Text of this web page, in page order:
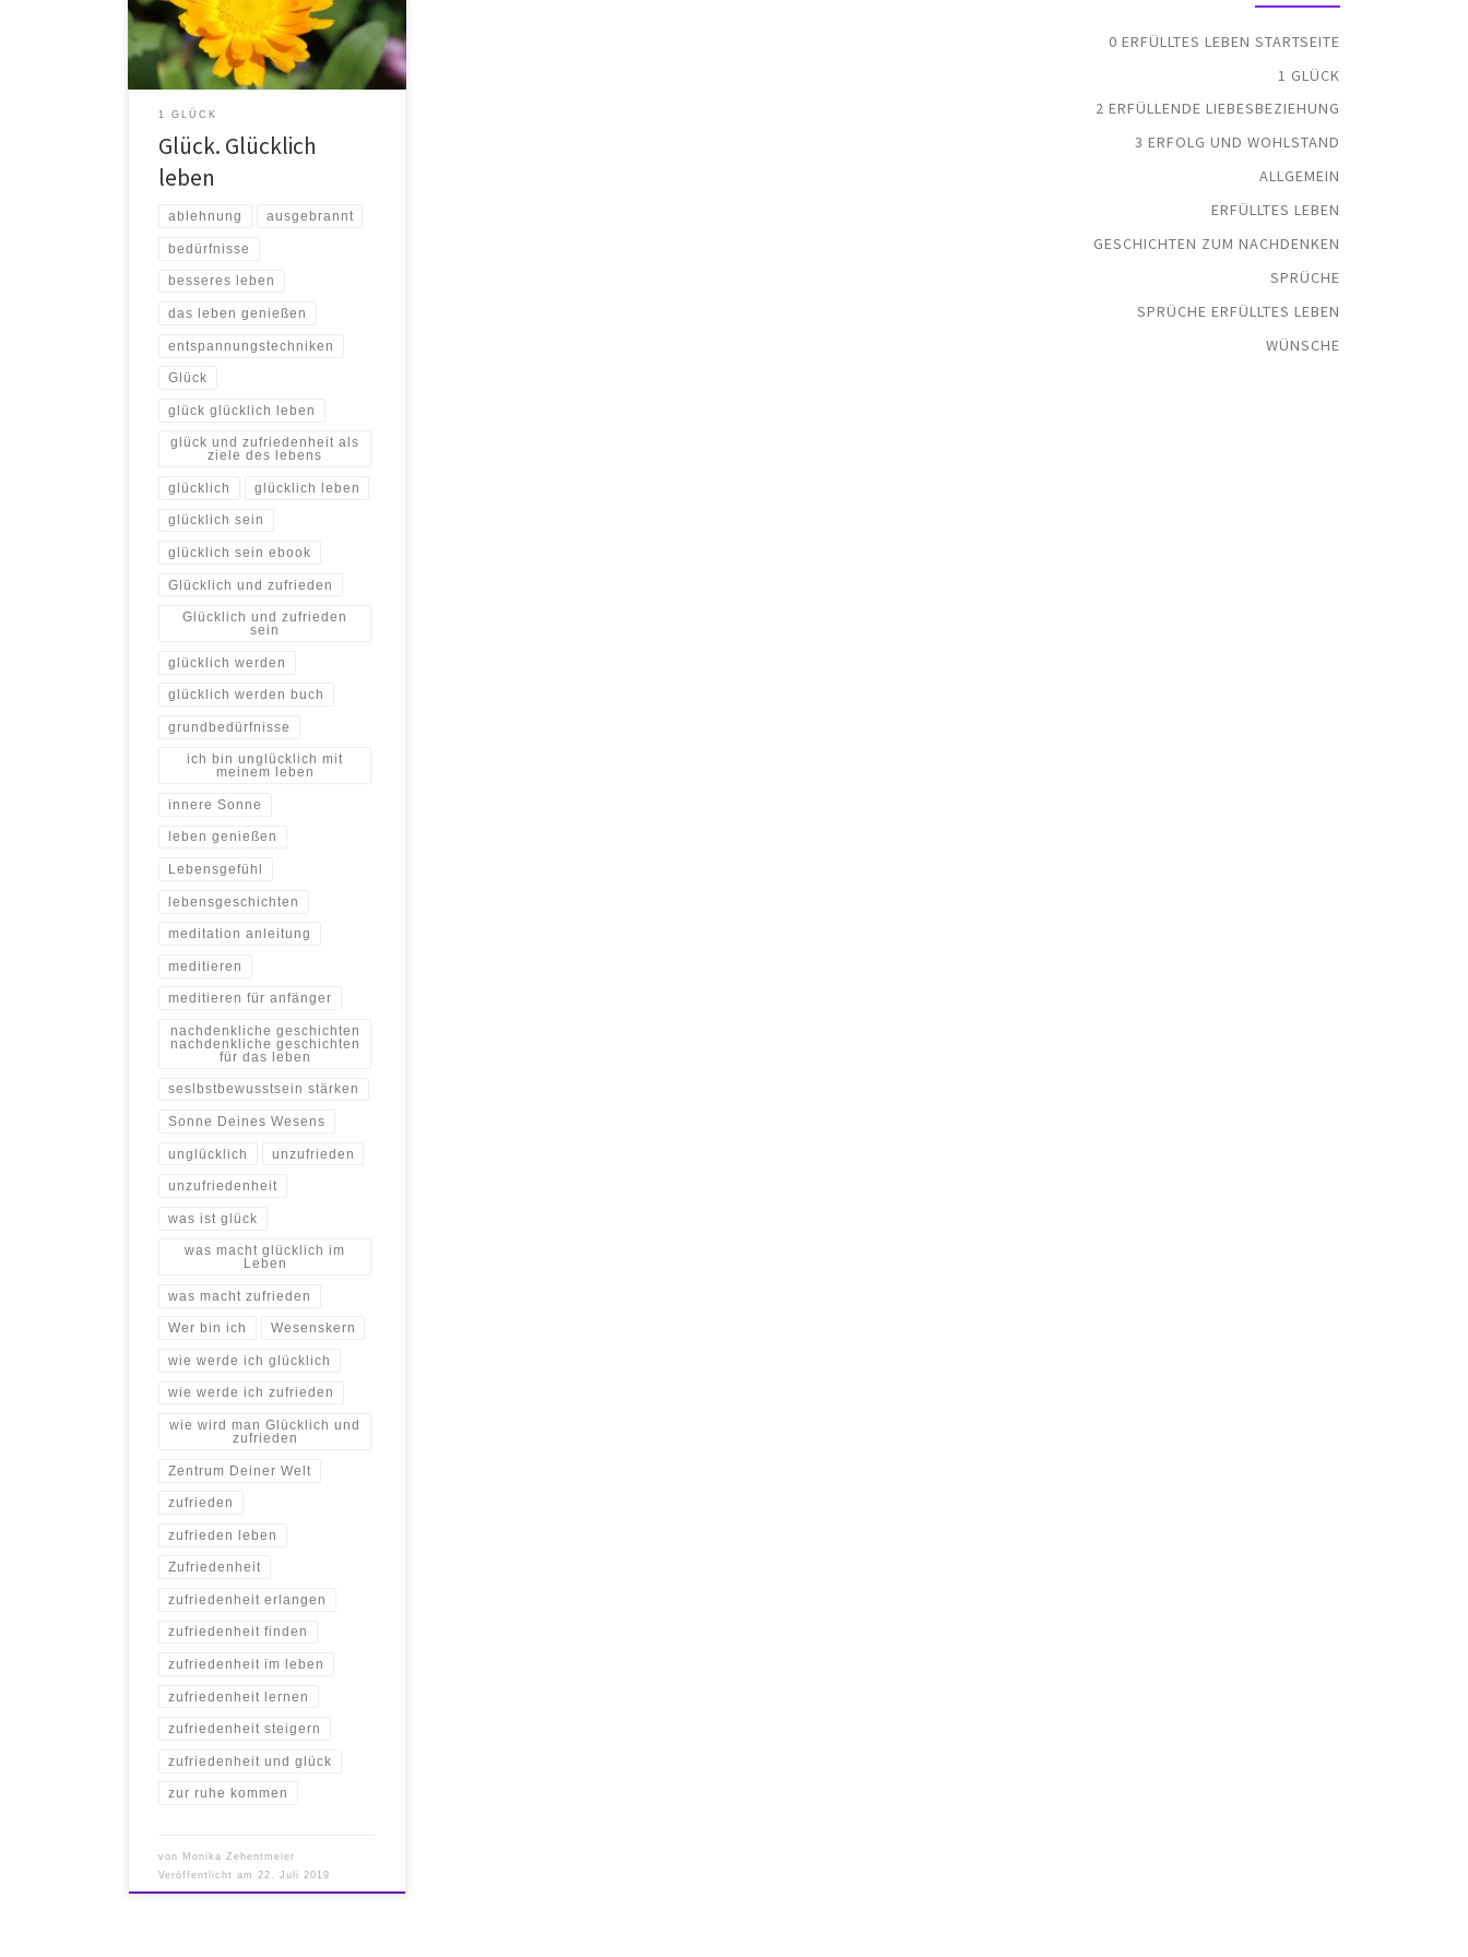
Sonne, Deiner Welt. So ist auch das
ganze Universum im Großen wie im
Kleinsten organisiert und dies
funktioniert tadel-los. Dein Wesen,
Körpers und wie jedes […]
1 GLÜCK
Glück. Glücklich
leben
ablehnung ausgebrannt
bedürfnisse
besseres leben
das leben genießen
entspannungstechniken
Glück
glück glücklich leben
glück und zufriedenheit als
ziele des lebens
glücklich glücklich leben
glücklich sein
glücklich sein ebook
Glücklich und zufrieden
Glücklich und zufrieden
sein
glücklich werden
glücklich werden buch
grundbedürfnisse
ich bin unglücklich mit
meinem leben
innere Sonne
leben genießen
Lebensgefühl
lebensgeschichten
meditation anleitung
meditieren
meditieren für anfänger
nachdenkliche geschichten
nachdenkliche geschichten
für das leben
seslbstbewusstsein stärken
Sonne Deines Wesens
unglücklich unzufrieden
unzufriedenheit
was ist glück
was macht glücklich im
Leben
was macht zufrieden
Wer bin ich Wesenskern
wie werde ich glücklich
wie werde ich zufrieden
wie wird man Glücklich und
zufrieden
Zentrum Deiner Welt
zufrieden
zufrieden leben
Zufriedenheit
zufriedenheit erlangen
zufriedenheit finden
zufriedenheit im leben
zufriedenheit lernen
zufriedenheit steigern
zufriedenheit und glück
zur ruhe kommen
von Monika Zehentmeier
Veröffentlicht am 22. Juli 2019
0 ERFÜLLTES LEBEN STARTSEITE
1 GLÜCK
2 ERFÜLLENDE LIEBESBEZIEHUNG
3 ERFOLG UND WOHLSTAND
ALLGEMEIN
ERFÜLLTES LEBEN
GESCHICHTEN ZUM NACHDENKEN
SPRÜCHE
SPRÜCHE ERFÜLLTES LEBEN
WÜNSCHE